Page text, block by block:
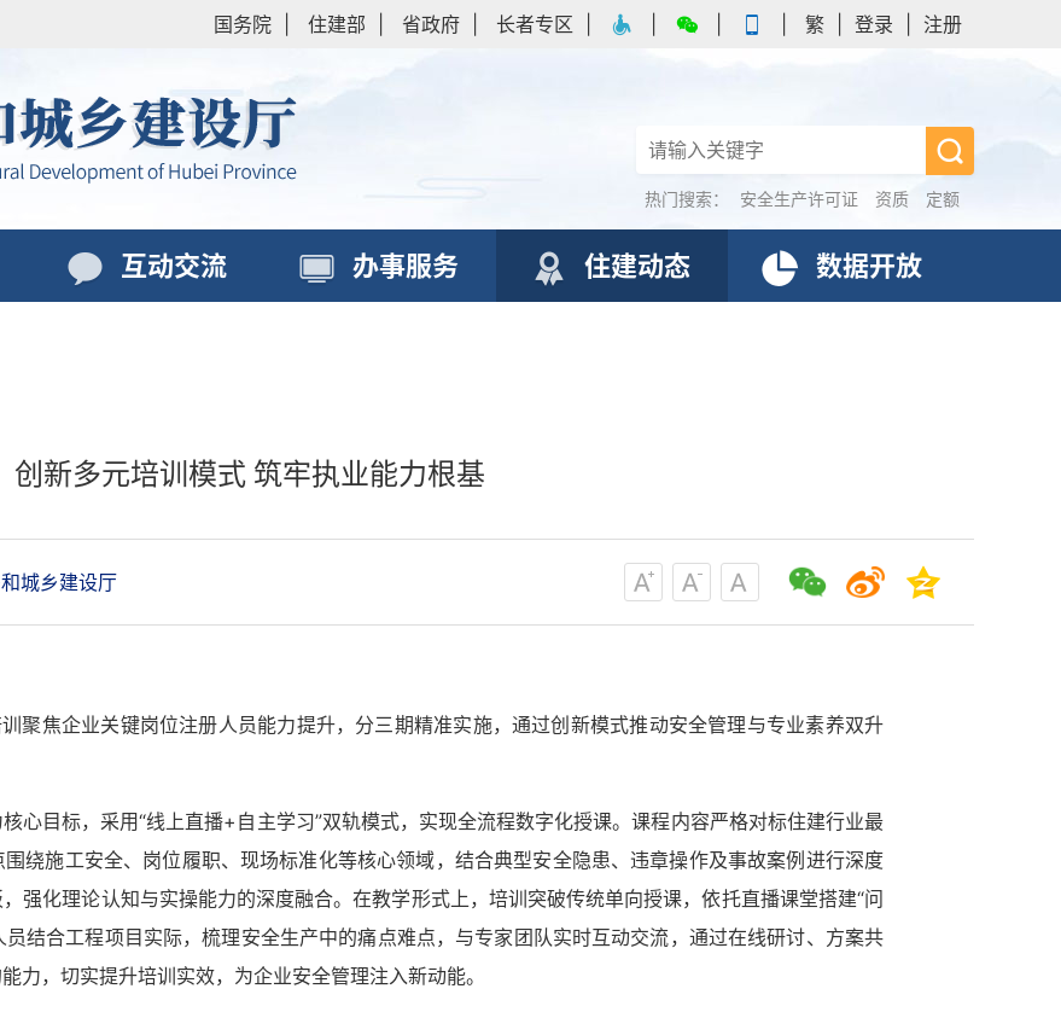
国务院 住建部 省政府 长者专区 繁 登录 注册
热门搜索： 安全生产许可证 资质 定额
互动交流 办事服务 住建动态 数据开放
创新多元培训模式 筑牢执业能力根基
城乡建设厅
聚焦企业关键岗位注册人员能力提升，分三期精准实施，通过创新模式推动安全管理与专业素养双升
心目标，采用“线上直播+自主学习”双轨模式，实现全流程数字化授课。课程内容严格对标住建行业最
绕施工安全、岗位履职、现场标准化等核心领域，结合典型安全隐患、违章操作及事故案例进行深度
强化理论认知与实操能力的深度融合。在教学形式上，培训突破传统单向授课，依托直播课堂搭建“问
结合工程项目实际，梳理安全生产中的痛点难点，与专家团队实时互动交流，通过在线研讨、方案共
力，切实提升培训实效，为企业安全管理注入新动能。